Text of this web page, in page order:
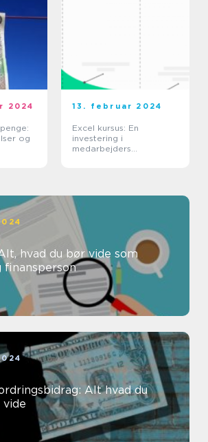
2024
og
13. februar 2024
Excel kursus: En
investering i
medarbejders
finansperson
Alt hvad du